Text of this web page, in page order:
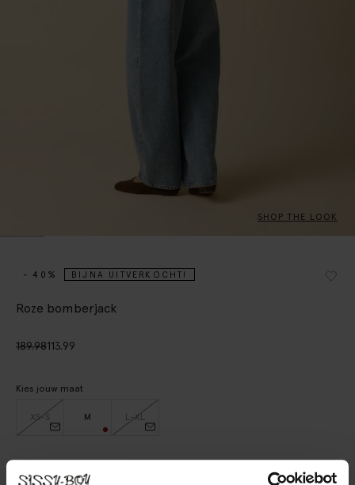
SHOP THE LOOK
- 40% BIJNA UITVERKOCHT!
Roze bomberjack
189.98113.99
Kies jouw maat
XS-S M L-XL